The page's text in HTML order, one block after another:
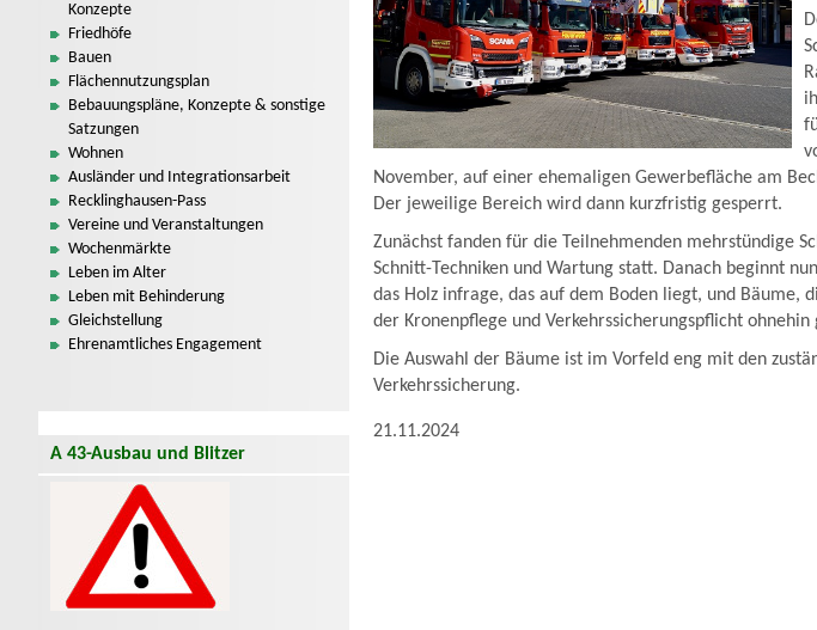
Konzepte
Friedhöfe
Bauen
Flächennutzungsplan
Bebauungspläne, Konzepte & sonstige
Satzungen
Wohnen
Ausländer und Integrationsarbeit
Recklinghausen-Pass
Vereine und Veranstaltungen
Wochenmärkte
Leben im Alter
Leben mit Behinderung
Gleichstellung
Ehrenamtliches Engagement
A 43-Ausbau und Blitzer
November, auf einer ehemaligen Gewerbefläche am
Der jeweilige Bereich wird dann kurzfristig gesperrt.
Zunächst fanden für die Teilnehmenden mehrstündige
Schnitt-Techniken und Wartung statt. Danach beginnt
das Holz infrage, das auf dem Boden liegt, und Bäume,
der Kronenpflege und Verkehrssicherungspflicht
Die Auswahl der Bäume ist im Vorfeld eng mit den
Verkehrssicherung.
21.11.2024